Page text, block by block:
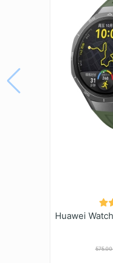
Amazfit Cheetah
Amazfit Cheetah Pro
Amazfit Falcon
Amazfit GTR (47mm)
Amazfit GTR 2
Amazfit GTR 2 Sport
Amazfit GTR 2e
Amazfit GTR 3 (46mm)
Amazfit GTR 3 Pro
Galaxy Watch (46mm)
Galaxy Watch 3
Honor Watch 4 Pro